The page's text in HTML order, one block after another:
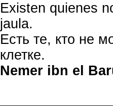
Existen quienes
jaula.
Есть те, кто не
клетке.
Nemer ibn el